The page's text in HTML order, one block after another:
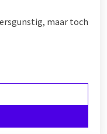
maar toch